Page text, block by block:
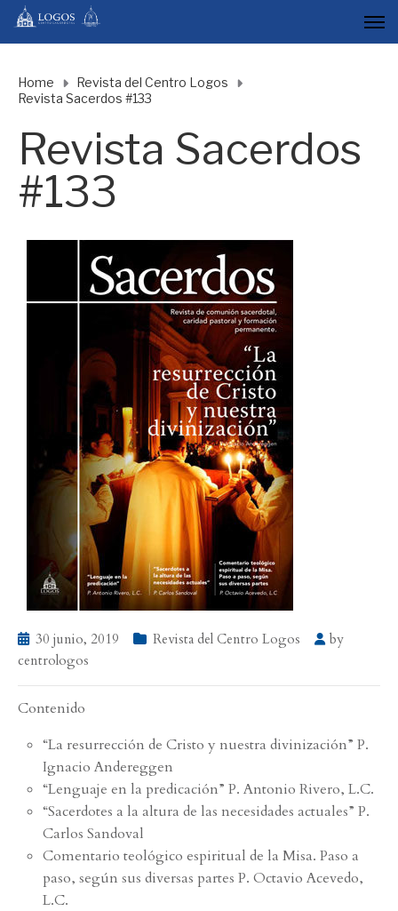
Home
Revista del Centro Logos
Revista Sacerdos #133
Revista Sacerdos
#133
30 junio, 2019 Revista del Centro Logos
by
centrologos
Contenido
“La resurrección de Cristo y nuestra divinización” P.
Ignacio Andereggen
“Lenguaje en la predicación” P. Antonio Rivero, L.C.
“Sacerdotes a la altura de las necesidades actuales” P.
Carlos Sandoval
Comentario teológico espiritual de la Misa. Paso a
paso, según sus diversas partes P. Octavio Acevedo,
L.C.